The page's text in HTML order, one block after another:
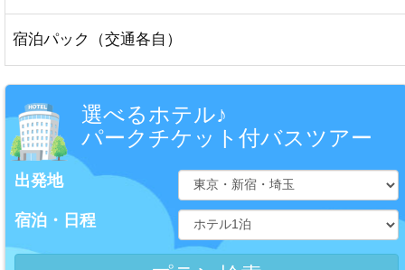
宿泊パック（交通各自）
選べるホテル♪
パークチケット付バスツアー
出発地
宿泊・日程